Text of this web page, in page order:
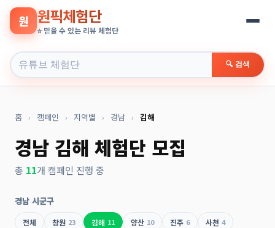
원 원픽체험단
⭐ 믿을 수 있는 리뷰 체험단
🔍 검색
홈 › 캠페인 › 지역별 › 경남 › 김해
경남 김해 체험단 모집
총 11개 캠페인 진행 중
경남 시군구
전체 창원 23 김해 11 양산 10 진주 6 사천 4